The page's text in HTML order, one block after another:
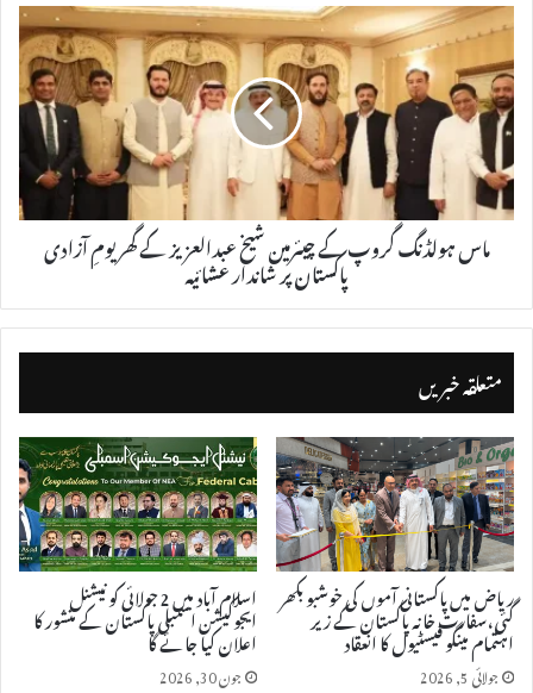
ماس ہولڈنگ گروپ کے چیئرمین شیخ عبدالعزیز کے گھر یومِ آزادی
پاکستان پر شاندار عشائیہ
متعلقہ خبریں
ریاض میں پاکستانی آموں کی خوشبو بکھر
گئی، سفارت خانہ پاکستان کے زیر
اہتمام مینگو فیسٹیول کا انعقاد
جولائی 5, 2026
اسلام آباد میں 2 جولائی کو نیشنل
ایجوکیشن اسمبلی پاکستان کے منشور کا
اعلان کیا جائے گا
جون 30, 2026